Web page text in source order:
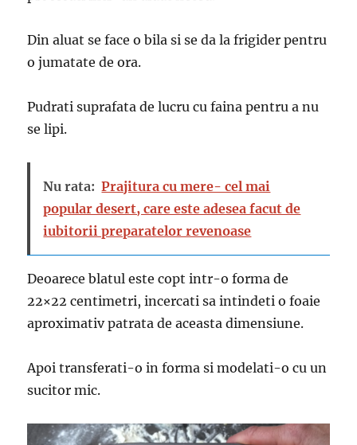
Din aluat se face o bila si se da la frigider pentru
o jumatate de ora.
Pudrati suprafata de lucru cu faina pentru a nu
se lipi.
Nu rata: Prajitura cu mere- cel mai
popular desert, care este adesea facut de
iubitorii preparatelor revenoase
Deoarece blatul este copt intr-o forma de
22×22 centimetri, incercati sa intindeti o foaie
aproximativ patrata de aceasta dimensiune.
Apoi transferati-o in forma si modelati-o cu un
sucitor mic.